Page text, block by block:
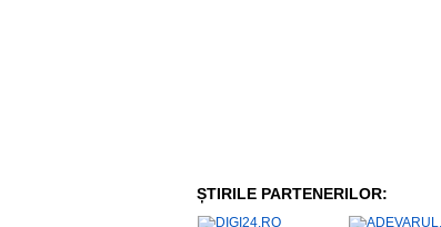
ȘTIRILE PARTENERILOR: